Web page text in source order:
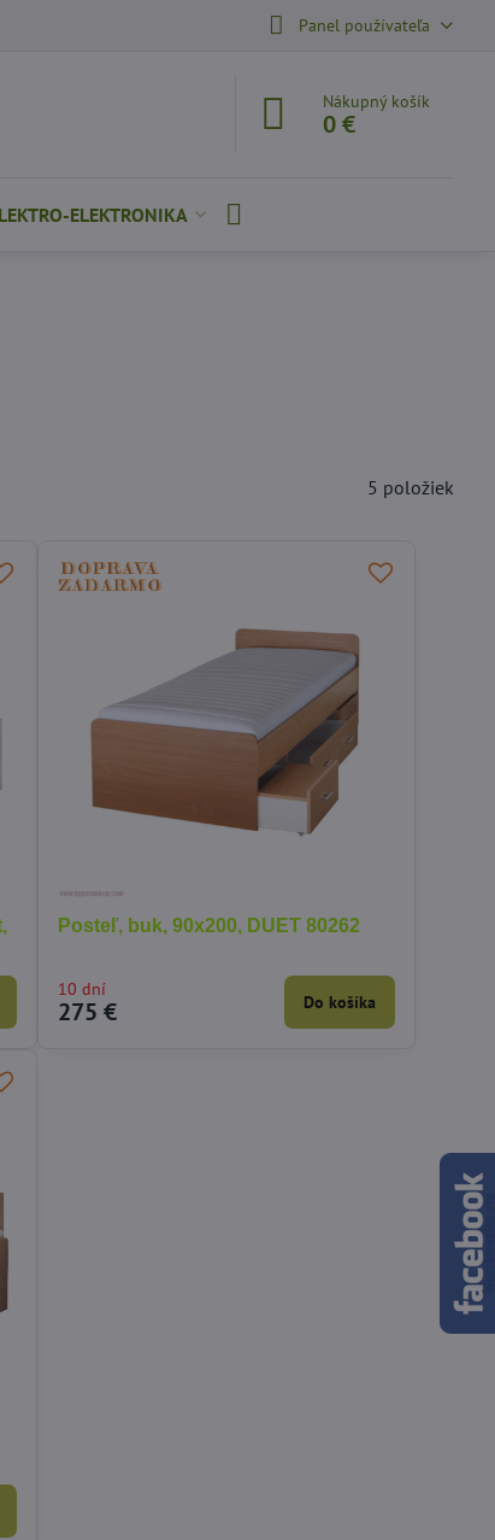
Panel používateľa
Nákupný košík
0 €
ELEKTRONIKA
5 položiek
Posteľ, buk, 90x200, DUET 80262
10 dní
275 € Do košíka